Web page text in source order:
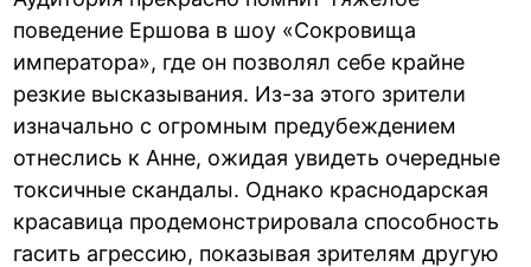
поведение Ершова в шоу «Сокровища
императора», где он позволял себе крайне
резкие высказывания. Из-за этого зрители
изначально с огромным предубеждением
отнеслись к Анне, ожидая увидеть очередные
токсичные скандалы. Однако краснодарская
красавица продемонстрировала способность
гасить агрессию, показывая зрителям другую